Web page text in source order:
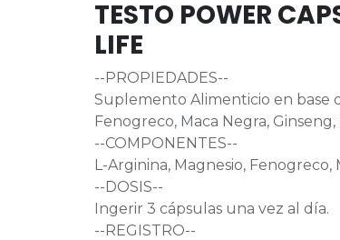
TESTO POWER
LIFE
--PROPIEDADES--
Suplemento Alimenticio en base
Fenogreco, Maca Negra, Ginseng,
--COMPONENTES--
L-Arginina, Magnesio, Fenogreco,
--DOSIS--
Ingerir 3 cápsulas una vez al día.
--REGISTRO--